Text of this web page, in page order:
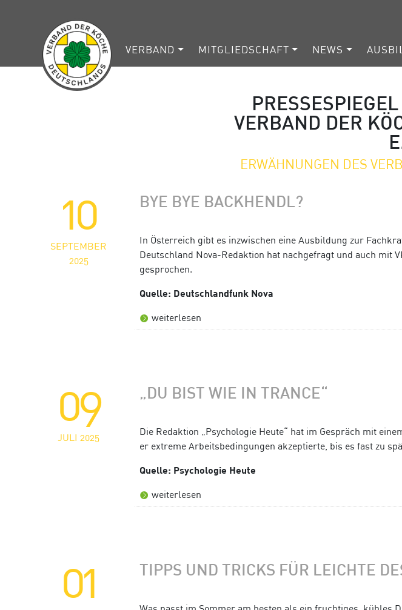
VERBAND MITGLIEDSCHAFT NEWS
VERBAND DER
ERWÄHNUNGEN DES
10
SEPTEMBER
2025
BYE BYE BACKHENDL?
In Österreich gibt es inzwischen eine Ausbildung zur
Deutschland Nova-Redaktion hat nachgefragt und auch mit
gesprochen.
Quelle: Deutschlandfunk Nova
weiterlesen
09
JULI 2025
„DU BIST WIE IN TRANCE“
Die Redaktion „Psychologie Heute“ hat im Gespräch mit
er extreme Arbeitsbedingungen akzeptierte, bis es fast zu
Quelle: Psychologie Heute
weiterlesen
01 TIPPS UND TRICKS FÜR LEICHTE